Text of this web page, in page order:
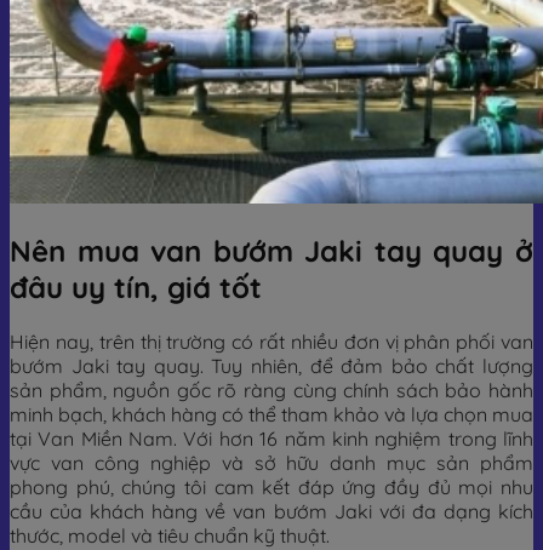
Nên mua van bướm Jaki tay quay ở
đâu uy tín, giá tốt
Hiện nay, trên thị trường có rất nhiều đơn vị phân phối van
bướm Jaki tay quay. Tuy nhiên, để đảm bảo chất lượng
sản phẩm, nguồn gốc rõ ràng cùng chính sách bảo hành
minh bạch, khách hàng có thể tham khảo và lựa chọn mua
tại Van Miền Nam. Với hơn 16 năm kinh nghiệm trong lĩnh
vực van công nghiệp và sở hữu danh mục sản phẩm
phong phú, chúng tôi cam kết đáp ứng đầy đủ mọi nhu
cầu của khách hàng về van bướm Jaki với đa dạng kích
thước, model và tiêu chuẩn kỹ thuật.